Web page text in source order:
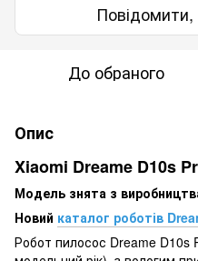
Повідомити,
До обраного
Опис
Xiaomi Dreame D10s
Модель знята з
Новий каталог роботів
Робот пилосос Dreame D10s